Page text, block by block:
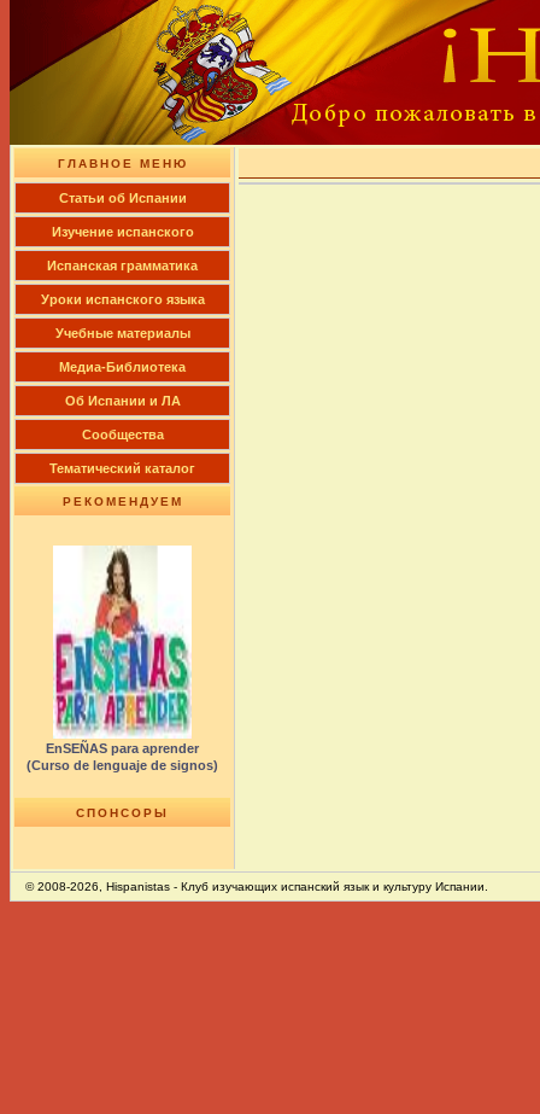
ГЛАВНОЕ МЕНЮ
Cтатьи об Испании
Изучение испанского
Испанская грамматика
Уроки испанского языка
Учебные материалы
Медиа-Библиотека
Об Испании и ЛА
Сообщества
Тематический каталог
РЕКОМЕНДУЕМ
EnSEÑAS para aprender
(Curso de lenguaje de signos)
СПОНСОРЫ
© 2008-2026, Hispanistas - Клуб изучающих испанский язык и культуру Испании.